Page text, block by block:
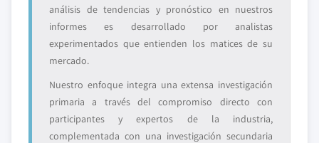
análisis de tendencias y pronóstico en nuestros
informes es desarrollado por analistas
experimentados que entienden los matices de su
mercado.
Nuestro enfoque integra una extensa investigación
primaria a través del compromiso directo con
participantes y expertos de la industria,
complementada con una investigación secundaria